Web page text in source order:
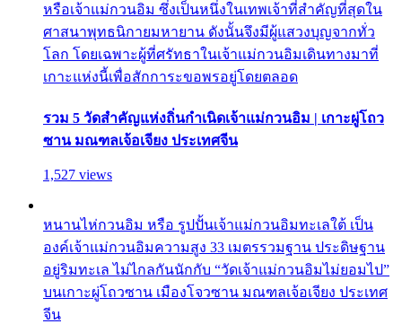
หรือเจ้าแม่กวนอิม ซึ่งเป็นหนึ่งในเทพเจ้าที่สำคัญที่สุดใน
ศาสนาพุทธนิกายมหายาน ดังนั้นจึงมีผู้แสวงบุญจากทั่ว
โลก โดยเฉพาะผู้ที่ศรัทธาในเจ้าแม่กวนอิมเดินทางมาที่
เกาะแห่งนี้เพื่อสักการะขอพรอยู่โดยตลอด
รวม 5 วัดสำคัญแห่งถิ่นกำเนิดเจ้าแม่กวนอิม | เกาะผู่โถว
ซาน มณฑลเจ้อเจียง ประเทศจีน
1,527 views
หนานไห่กวนอิม หรือ รูปปั้นเจ้าแม่กวนอิมทะเลใต้ เป็น
องค์เจ้าแม่กวนอิมความสูง 33 เมตรรวมฐาน ประดิษฐาน
อยู่ริมทะเล ไม่ไกลกันนักกับ “วัดเจ้าแม่กวนอิมไม่ยอมไป”
บนเกาะผู่โถวซาน เมืองโจวซาน มณฑลเจ้อเจียง ประเทศ
จีน